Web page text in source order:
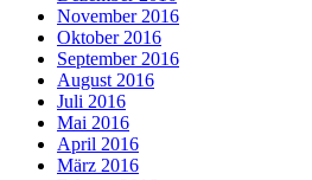
November 2016
Oktober 2016
September 2016
August 2016
Juli 2016
Mai 2016
April 2016
März 2016